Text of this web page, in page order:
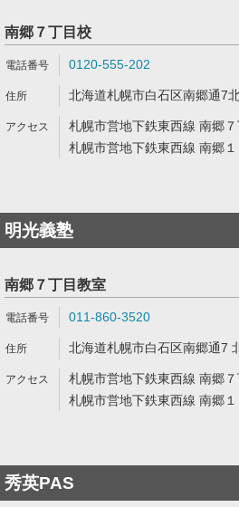
南郷７丁目校
0120-555-202
北海道札幌市白石区南郷通7
札幌市営地下鉄東西線 南郷
札幌市営地下鉄東西線 南郷
明光義塾
南郷７丁目教室
011-860-3520
北海道札幌市白石区南郷通7
札幌市営地下鉄東西線 南郷
札幌市営地下鉄東西線 南郷
秀英PAS